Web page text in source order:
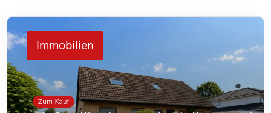
Immobilien